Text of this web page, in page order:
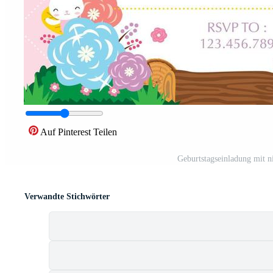
Auf Pinterest Teilen
Geburtstagseinladung mit
Verwandte Stichwörter